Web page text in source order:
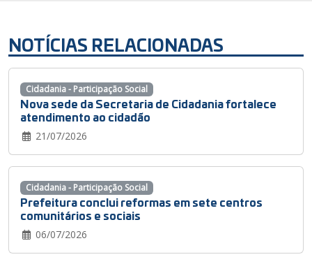
NOTÍCIAS RELACIONADAS
Nova sede da Secretaria de Cidadania fortalece
atendimento ao cidadão
21/07/2026
Cidadania - Participação Social
Prefeitura conclui reformas em sete centros
comunitários e sociais
06/07/2026
Cidadania - Participação Social